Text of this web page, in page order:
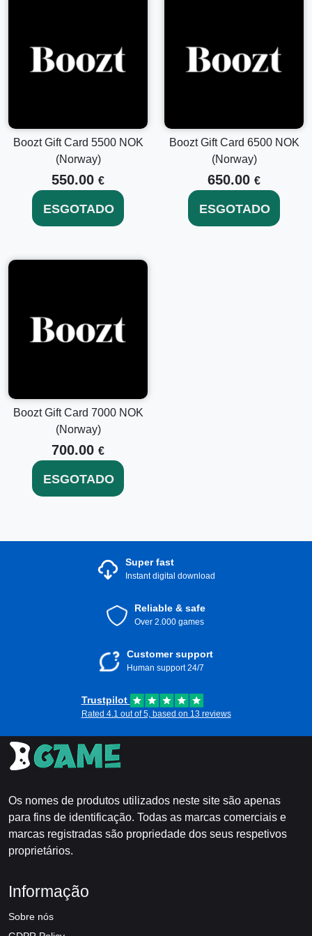
Boozt Gift Card 5500 NOK
(Norway)
550.00 €
ESGOTADO
Boozt Gift Card 6500 NOK
(Norway)
650.00 €
ESGOTADO
Boozt Gift Card 7000 NOK
(Norway)
700.00 €
ESGOTADO
Super fast
Instant digital download
Reliable & safe
Over 2.000 games
Customer support
Human support 24/7
Trustpilot
Rated 4.1 out of 5, based on 13 reviews
Os nomes de produtos utilizados neste site são apenas
para fins de identificação. Todas as marcas comerciais e
marcas registradas são propriedade dos seus respetivos
proprietários.
Informação
Sobre nós